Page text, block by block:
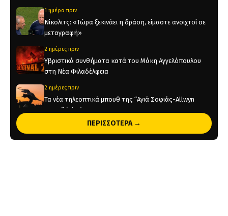
1 ημέρα πριν
Νίκολιτς: «Τώρα ξεκινάει η δράση, είμαστε ανοιχτοί σε
μεταγραφή»
2 ημέρες πριν
Υβριστικά συνθήματα κατά του Μάκη Αγγελόπουλου
στη Νέα Φιλαδέλφεια
2 ημέρες πριν
Τα νέα τηλεοπτικά μπουθ της “Αγιά Σοφιάς-Allwyn
Arena” (pics)
ΠΕΡΙΣΣΟΤΕΡΑ →